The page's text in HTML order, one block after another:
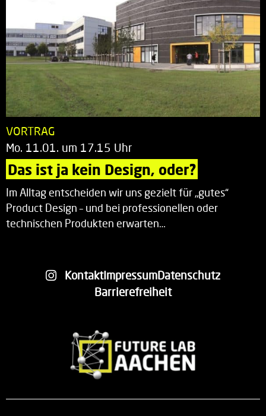
VORTRAG
Mo. 11.01. um 17.15 Uhr
Das ist ja kein Design, oder?
Im Alltag entscheiden wir uns gezielt für „gutes“
Product Design – und bei professionellen oder
technischen Produkten erwarten…
KontaktImpressumDatenschutz
Barrierefreiheit